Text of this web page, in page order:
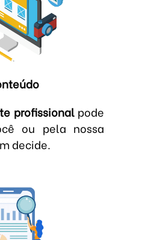
profissionalpode
ou pela nossa
decide.